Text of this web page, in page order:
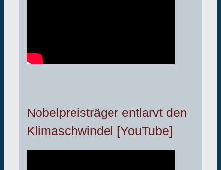
Nobelpreisträger entlarvt den
Klimaschwindel [YouTube]